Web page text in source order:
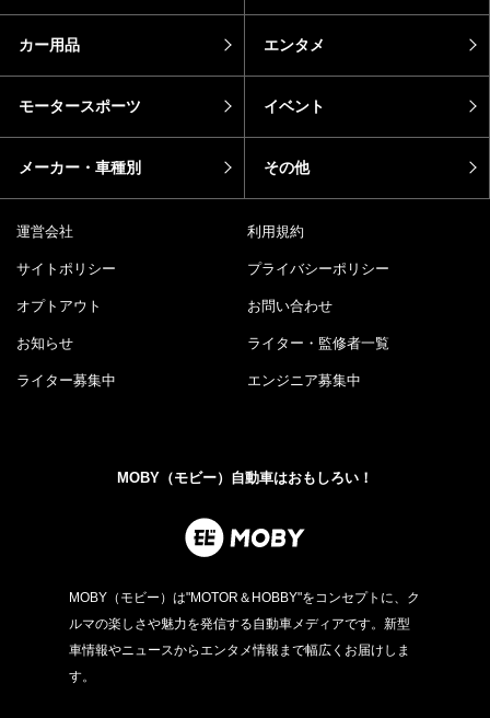
カー用品 エンタメ
モータースポーツ イベント
メーカー・車種別 その他
運営会社 利用規約
サイトポリシー プライバシーポリシー
オプトアウト お問い合わせ
お知らせ ライター・監修者一覧
ライター募集中 エンジニア募集中
MOBY（モビー）自動車はおもしろい！
MOBY（モビー）は"MOTOR＆HOBBY"をコンセプトに、ク
ルマの楽しさや魅力を発信する自動車メディアです。新型
車情報やニュースからエンタメ情報まで幅広くお届けしま
す。